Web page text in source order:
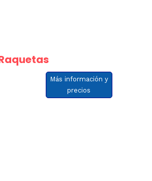
Más información y
precios